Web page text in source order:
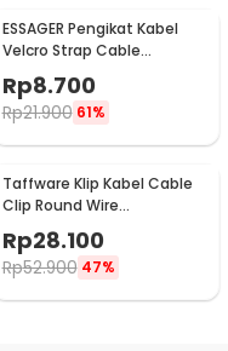
ESSAGER Pengikat Kabel
Velcro Strap Cable
Organizer Nylon 10 PCS -
EXD-KBB01
Rp8.700
Rp21.900 61%
Taffware Klip Kabel Cable
Clip Round Wire
Management Electrical
100PCS 22mm - YQ801
Rp28.100
Rp52.900 47%